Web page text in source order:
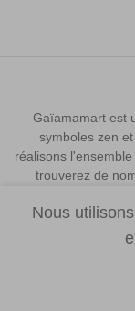
Gaïamamart est
symboles zen
réalisons
trouverez de
mani padme hum,
de vie, la triquetra
créées et
Nous